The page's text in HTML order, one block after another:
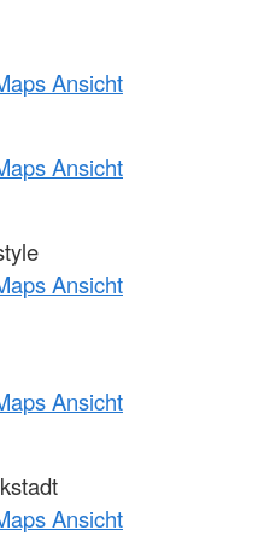
Ansicht
Ansicht
Ansicht
Ansicht
Ansicht